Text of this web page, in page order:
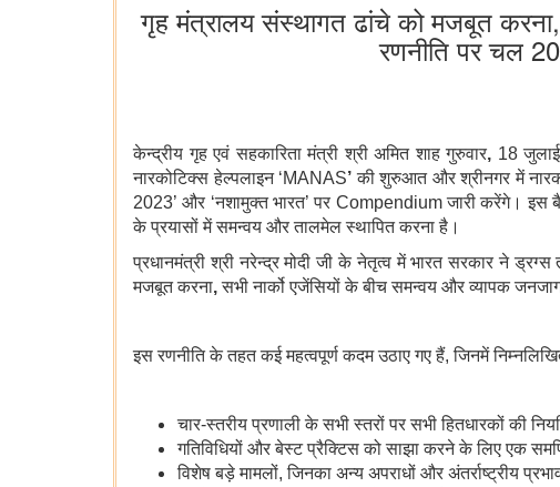
गृह मंत्रालय संस्थागत ढांचे को मजबूत
रणनीति पर चल
केन्द्रीय गृह एवं सहकारिता मंत्री श्री अमित शाह गुरुवार, 18 जुलाई
नारकोटिक्स हेल्पलाइन ‘MANAS’ की शुरुआत और श्रीनगर में
2023’ और ‘नशामुक्त भारत’ पर Compendium जारी करेंगे। इस
के प्रयासों में समन्वय और तालमेल स्थापित करना है।
प्रधानमंत्री श्री नरेन्द्र मोदी जी के नेतृत्व में भारत सरकार ने
मजबूत करना,सभी नार्को एजेंसियों के बीच समन्वय और व्यापक
इस रणनीति के तहत कई महत्वपूर्ण कदम उठाए गए हैं, जिनमें
चार-स्तरीय प्रणाली के सभी स्तरों पर सभी हितधारकों की
गतिविधियों और बेस्ट प्रैक्टिस को साझा करने के लिए एक
विशेष बड़े मामलों, जिनका अन्य अपराधों और अंतर्राष्ट्रीय